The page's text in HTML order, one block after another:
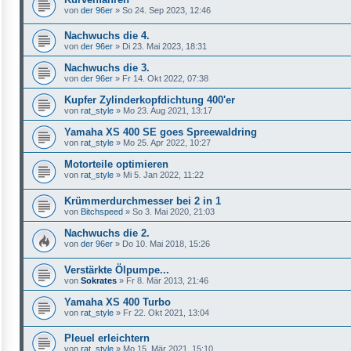
von der 96er » So 24. Sep 2023, 12:46
Nachwuchs die 4.
von der 96er » Di 23. Mai 2023, 18:31
Nachwuchs die 3.
von der 96er » Fr 14. Okt 2022, 07:38
Kupfer Zylinderkopfdichtung 400'er
von rat_style » Mo 23. Aug 2021, 13:17
Yamaha XS 400 SE goes Spreewaldring
von rat_style » Mo 25. Apr 2022, 10:27
Motorteile optimieren
von rat_style » Mi 5. Jan 2022, 11:22
Krümmerdurchmesser bei 2 in 1
von Bitchspeed » So 3. Mai 2020, 21:03
Nachwuchs die 2.
von der 96er » Do 10. Mai 2018, 15:26
Verstärkte Ölpumpe...
von Sokrates » Fr 8. Mär 2013, 21:46
Yamaha XS 400 Turbo
von rat_style » Fr 22. Okt 2021, 13:04
Pleuel erleichtern
von rat_style » Mo 15. Mär 2021, 15:10